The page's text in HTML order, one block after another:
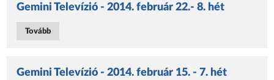
Gemini Televízió - 2014. február 22.- 8. hét
Tovább
Gemini Televízió - 2014. február 15. - 7. hét